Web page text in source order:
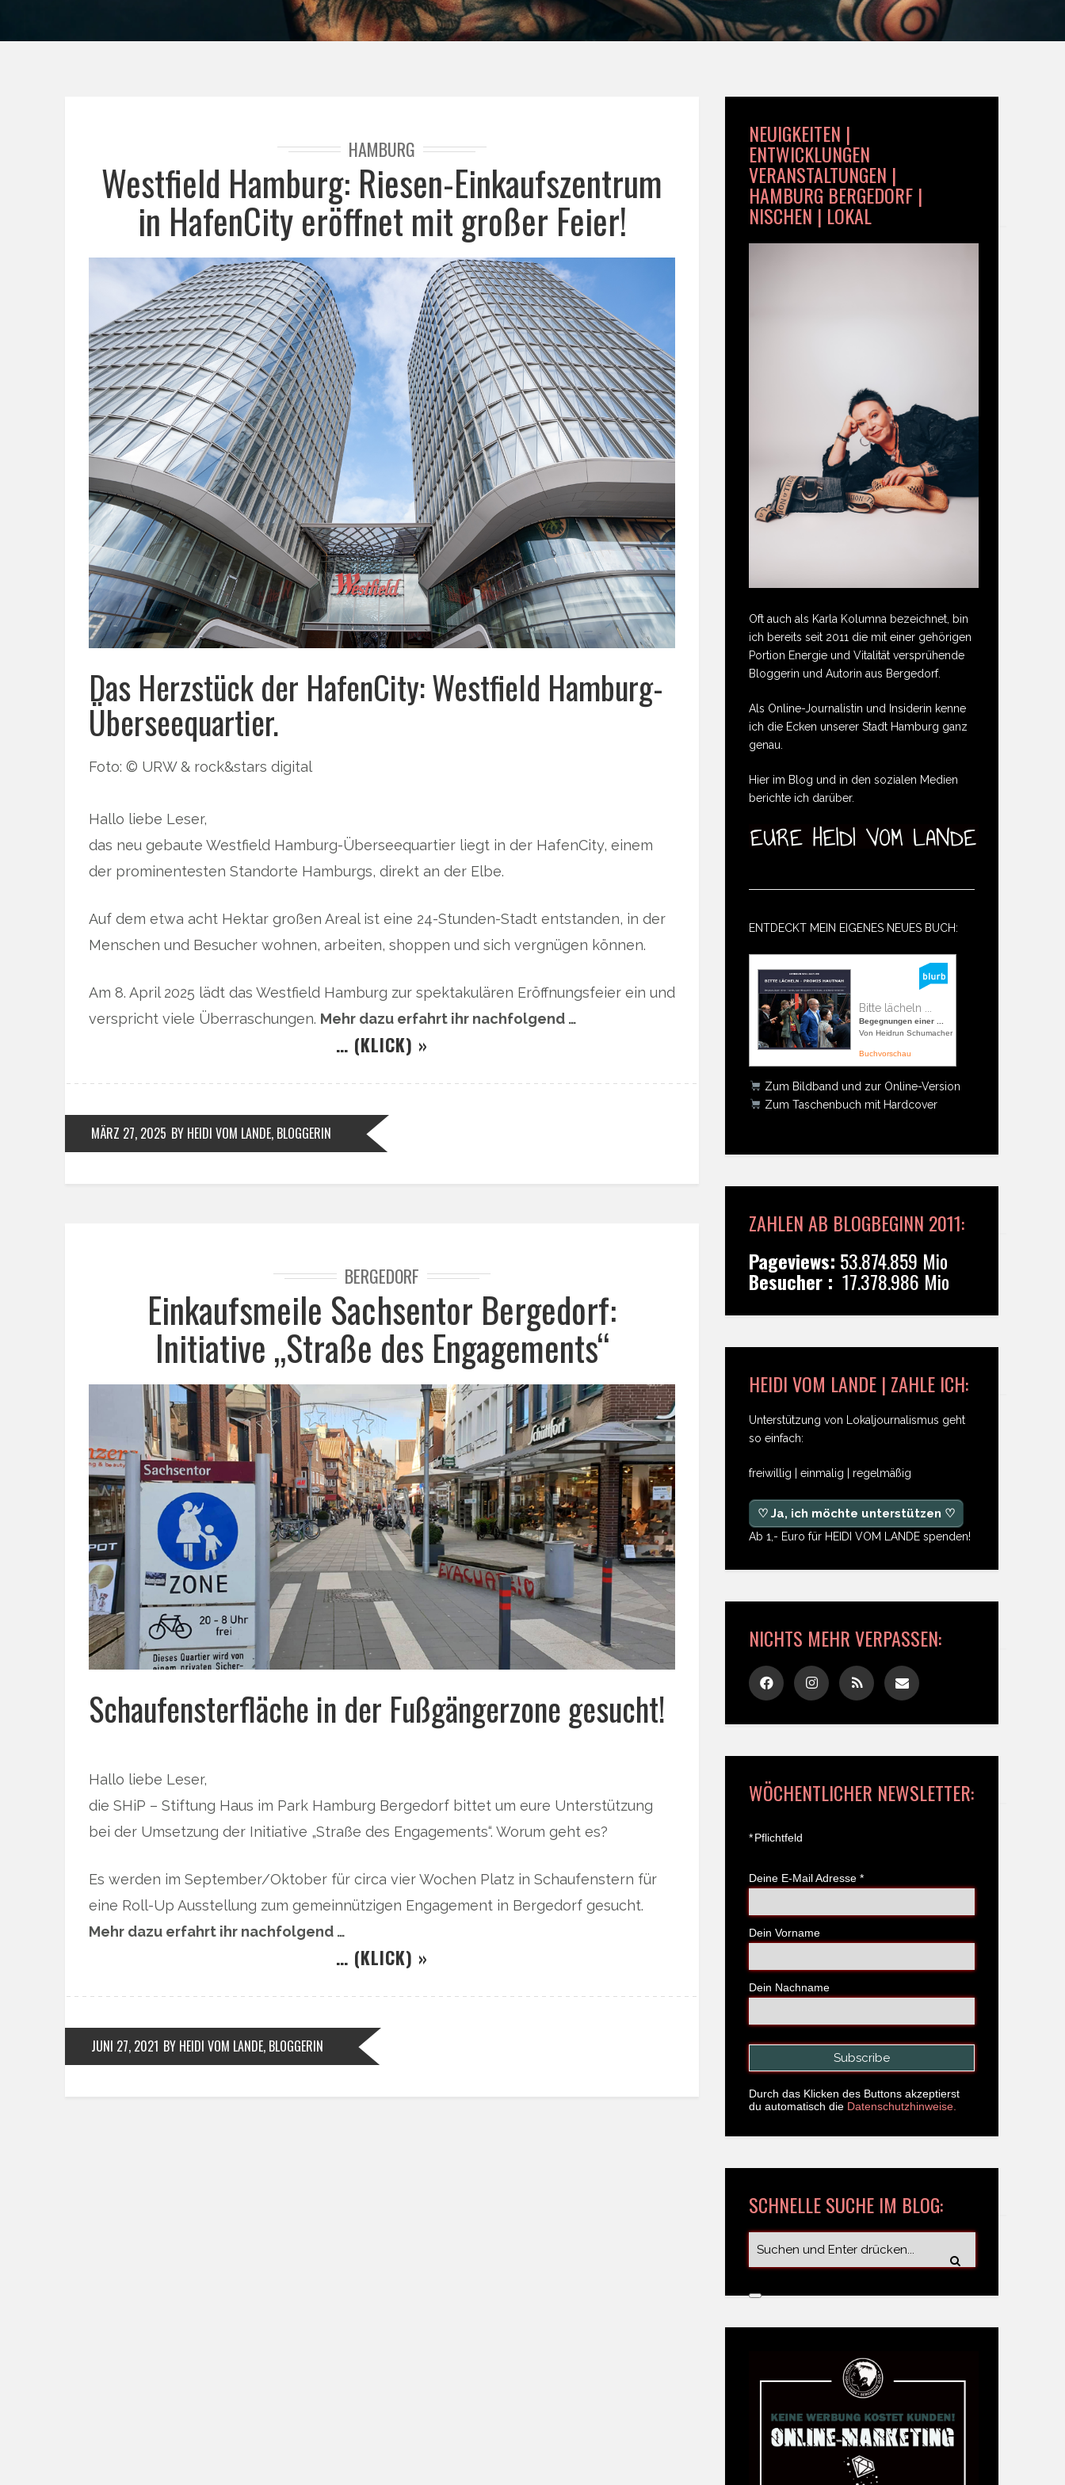
HAMBURG
Westfield Hamburg: Riesen-Einkaufszentrum
in HafenCity eröffnet mit großer Feier!
Das Herzstück der HafenCity: Westfield Hamburg-
Überseequartier.
Foto: © URW & rock&stars digital
Hallo liebe Leser,
das neu gebaute Westfield Hamburg-Überseequartier liegt in der HafenCity, einem
der prominentesten Standorte Hamburgs, direkt an der Elbe.
Auf dem etwa acht Hektar großen Areal ist eine 24-Stunden-Stadt entstanden, in der
Menschen und Besucher wohnen, arbeiten, shoppen und sich vergnügen können.
Am 8. April 2025 lädt das Westfield Hamburg zur spektakulären Eröffnungsfeier ein und
verspricht viele Überraschungen. Mehr dazu erfahrt ihr nachfolgend …
… (KLICK) »
MÄRZ 27, 2025 BY HEIDI VOM LANDE, BLOGGERIN
BERGEDORF
Einkaufsmeile Sachsentor Bergedorf:
Initiative „Straße des Engagements“
Schaufensterfläche in der Fußgängerzone gesucht!
Hallo liebe Leser,
die SHiP – Stiftung Haus im Park Hamburg Bergedorf bittet um eure Unterstützung
bei der Umsetzung der Initiative „Straße des Engagements“. Worum geht es?
Es werden im September/Oktober für circa vier Wochen Platz in Schaufenstern für
eine Roll-Up Ausstellung zum gemeinnützigen Engagement in Bergedorf gesucht.
Mehr dazu erfahrt ihr nachfolgend …
… (KLICK) »
JUNI 27, 2021 BY HEIDI VOM LANDE, BLOGGERIN
NEUIGKEITEN |
ENTWICKLUNGEN
VERANSTALTUNGEN |
HAMBURG BERGEDORF |
NISCHEN | LOKAL
Oft auch als Karla Kolumna bezeichnet, bin
ich bereits seit 2011 die mit einer gehörigen
Portion Energie und Vitalität versprühende
Bloggerin und Autorin aus Bergedorf.
Als Online-Journalistin und Insiderin kenne
ich die Ecken unserer Stadt Hamburg ganz
genau.
Hier im Blog und in den sozialen Medien
berichte ich darüber.
ENTDECKT MEIN EIGENES NEUES BUCH:
Bitte lächeln ...
Begegnungen einer ...
Von Heidrun Schumacher
Buchvorschau
Zum Bildband und zur Online-Version
Zum Taschenbuch mit Hardcover
ZAHLEN AB BLOGBEGINN 2011:
Pageviews: 53.874.859 Mio
Besucher : 17.378.986 Mio
HEIDI VOM LANDE | ZAHLE ICH:
Unterstützung von Lokaljournalismus geht
so einfach:
freiwillig | einmalig | regelmäßig
♡ Ja, ich möchte unterstützen ♡
Ab 1,- Euro für HEIDI VOM LANDE spenden!
NICHTS MEHR VERPASSEN:
WÖCHENTLICHER NEWSLETTER:
*Pflichtfeld
Deine E-Mail Adresse *
Dein Vorname
Dein Nachname
Durch das Klicken des Buttons akzeptierst
du automatisch die Datenschutzhinweise.
SCHNELLE SUCHE IM BLOG: